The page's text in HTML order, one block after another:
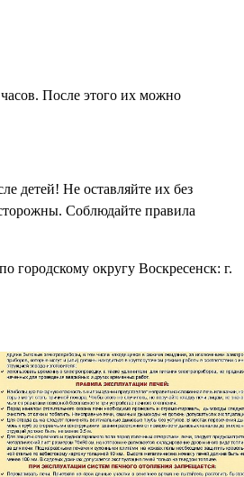
После этого их можно
детей! Не оставляйте их без
Соблюдайте правила
городскому округу Воскресенск: г.